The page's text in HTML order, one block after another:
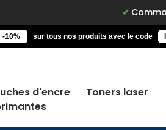
Commandez
-10% sur tous nos produits avec le code
d'encre
Toners laser